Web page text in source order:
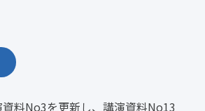
料No3を更新し、講演資料No13